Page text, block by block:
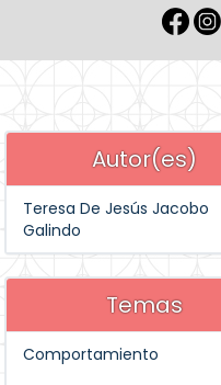
Autor(es)
Teresa De Jesús Jacobo
Galindo
Temas
Comportamiento